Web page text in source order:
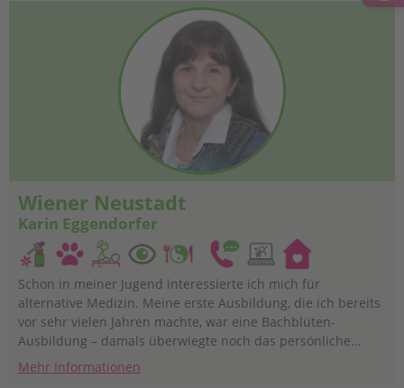
Wiener Neustadt
Karin Eggendorfer
Schon in meiner Jugend interessierte ich mich für
alternative Medizin. Meine erste Ausbildung, die ich bereits
vor sehr vielen Jahren machte, war eine Bachblüten-
Ausbildung – damals überwiegte noch das persönliche
Interesse vor einer möglichen beruflichen Nutzung. Am
Beginn war es noch die Verwendung der Bachblüten in der
Mehr Informationen